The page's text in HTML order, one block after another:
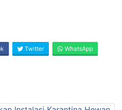
Twitter WhatsApp